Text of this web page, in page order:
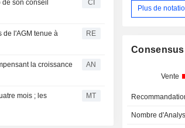
son conseil
CI
de l'AGM tenue à
RE
la croissance
AN
mois ; les
MT
Plus de
Vente
Nombre